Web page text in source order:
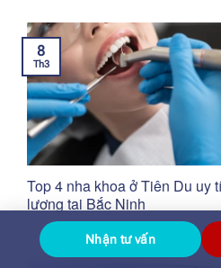
Top 4 nha khoa ở Tiên Du uy
lượng tại Bắc Ninh
8
Th3
Nhận tư vấn